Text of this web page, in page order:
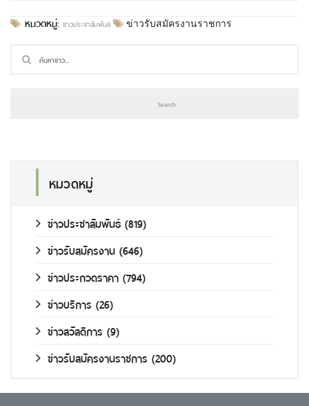
หมวดหมู่: ข่าวประชาสัมพันธ์ ข่าวรับสมัครงานราชการ
หมวดหมู่
ข่าวประชาสัมพันธ์ (819)
ข่าวรับสมัครงาน (646)
ข่าวประกวดราคา (794)
ข่าวบริการ (26)
ข่าวสวัสดิการ (9)
ข่าวรับสมัครงานราชการ (200)